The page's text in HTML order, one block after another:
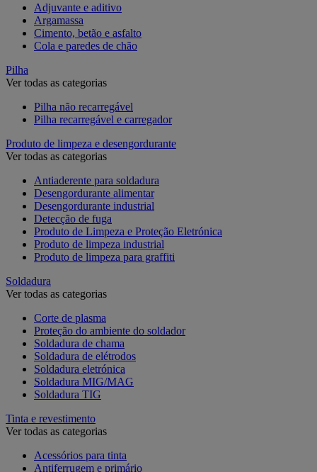
Adjuvante e aditivo
Argamassa
Cimento, betão e asfalto
Cola e paredes de chão
Pilha
Ver todas as categorias
Pilha não recarregável
Pilha recarregável e carregador
Produto de limpeza e desengordurante
Ver todas as categorias
Antiaderente para soldadura
Desengordurante alimentar
Desengordurante industrial
Detecção de fuga
Produto de Limpeza e Proteção Eletrónica
Produto de limpeza industrial
Produto de limpeza para graffiti
Soldadura
Ver todas as categorias
Corte de plasma
Proteção do ambiente do soldador
Soldadura de chama
Soldadura de elétrodos
Soldadura eletrónica
Soldadura MIG/MAG
Soldadura TIG
Tinta e revestimento
Ver todas as categorias
Acessórios para tinta
Antiferrugem e primário